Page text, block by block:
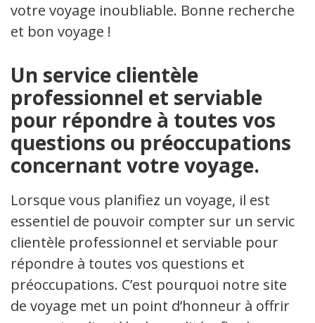
votre voyage inoubliable. Bonne recherche
et bon voyage !
Un service clientèle
professionnel et serviable
pour répondre à toutes vos
questions ou préoccupations
concernant votre voyage.
Lorsque vous planifiez un voyage, il est
essentiel de pouvoir compter sur un service
clientèle professionnel et serviable pour
répondre à toutes vos questions et
préoccupations. C’est pourquoi notre site
de voyage met un point d’honneur à offrir